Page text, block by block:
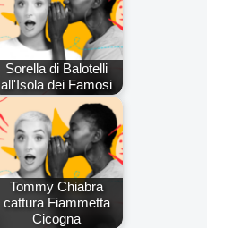
Sorella di Balotelli
all'Isola dei Famosi
Tommy Chiabra
cattura Fiammetta
Cicogna